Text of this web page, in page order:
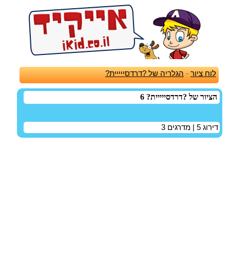
לוח ציור - הגלריה של ?דרדסייייית?
הציור של ?דרדסייייית? 6
דירוג 5 | מדרגים 3